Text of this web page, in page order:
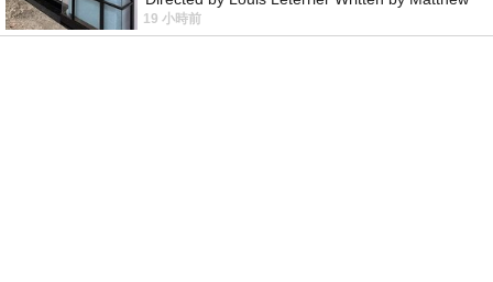
Robinson Starring Greta Lee Wa
19 小時前